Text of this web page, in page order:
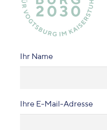
Ihr Name
Ihre E-Mail-Adresse